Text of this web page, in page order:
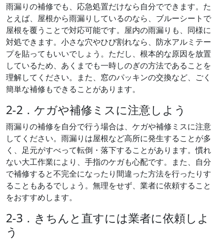
雨漏りの補修でも、応急処置だけなら自分でできます。た
とえば、屋根から雨漏りしているのなら、ブルーシートで
屋根を覆うことで対応可能です。屋内の雨漏りも、同様に
対処できます。小さな穴やひび割れなら、防水アルミテー
プを貼ってもいいでしょう。ただし、根本的な原因を放置
しているため、あくまでも一時しのぎの方法であることを
理解してください。また、窓のパッキンの交換など、ごく
簡単な補修もできることがあります。
2-2．ケガや補修ミスに注意しよう
雨漏りの補修を自分で行う場合は、ケガや補修ミスに注意
してください。雨漏りは屋根など高所に発生することが多
く、足元がすべって転倒・落下することがあります。慣れ
ない大工作業により、手指のケガも心配です。また、自分
で補修すると不完全になったり間違った方法を行ったりす
ることもあるでしょう。無理をせず、業者に依頼すること
をおすすめします。
2-3．きちんと直すには業者に依頼しよ
う